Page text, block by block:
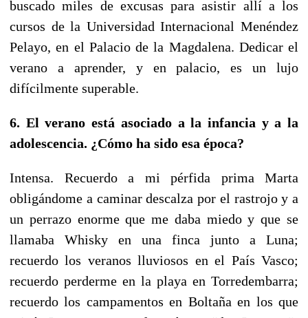
buscado miles de excusas para asistir allí a los
cursos de la Universidad Internacional Menéndez
Pelayo, en el Palacio de la Magdalena. Dedicar el
verano a aprender, y en palacio, es un lujo
difícilmente superable.
6. El verano está asociado a la infancia y a la
adolescencia. ¿Cómo ha sido esa época?
Intensa. Recuerdo a mi pérfida prima Marta
obligándome a caminar descalza por el rastrojo y a
un perrazo enorme que me daba miedo y que se
llamaba Whisky en una finca junto a Luna;
recuerdo los veranos lluviosos en el País Vasco;
recuerdo perderme en la playa en Torredembarra;
recuerdo los campamentos en Boltaña en los que